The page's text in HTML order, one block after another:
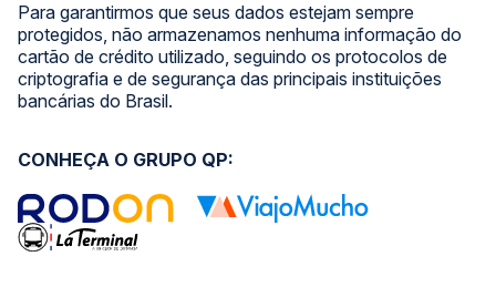
Para garantirmos que seus dados estejam sempre
protegidos, não armazenamos nenhuma informação do
cartão de crédito utilizado, seguindo os protocolos de
criptografia e de segurança das principais instituições
bancárias do Brasil.
CONHEÇA O GRUPO QP: